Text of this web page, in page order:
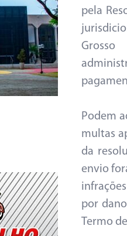
pela
Podem
multas
da
envio
por
Termo